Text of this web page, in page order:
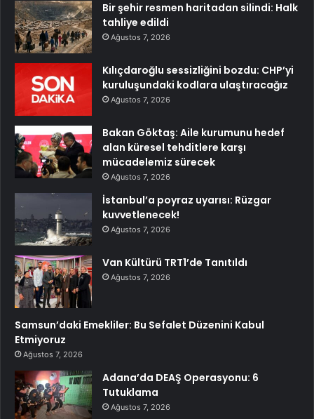
Bir şehir resmen haritadan silindi: Halk
tahliye edildi
Ağustos 7, 2026
Kılıçdaroğlu sessizliğini bozdu: CHP’yi
kuruluşundaki kodlara ulaştıracağız
Ağustos 7, 2026
Bakan Göktaş: Aile kurumunu hedef
alan küresel tehditlere karşı
mücadelemiz sürecek
Ağustos 7, 2026
İstanbul’a poyraz uyarısı: Rüzgar
kuvvetlenecek!
Ağustos 7, 2026
Van Kültürü TRT1’de Tanıtıldı
Ağustos 7, 2026
Samsun’daki Emekliler: Bu Sefalet Düzenini Kabul
Etmiyoruz
Ağustos 7, 2026
Adana’da DEAŞ Operasyonu: 6
Tutuklama
Ağustos 7, 2026